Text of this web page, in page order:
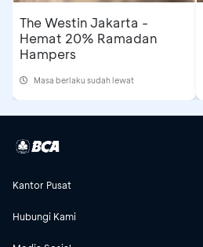
The Westin Jakarta -
Hemat 20% Ramadan
Hampers
Masa berlaku sudah lewat
Kantor Pusat
Hubungi Kami